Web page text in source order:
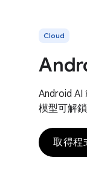
Cloud
Android AI
模型可解
取得程